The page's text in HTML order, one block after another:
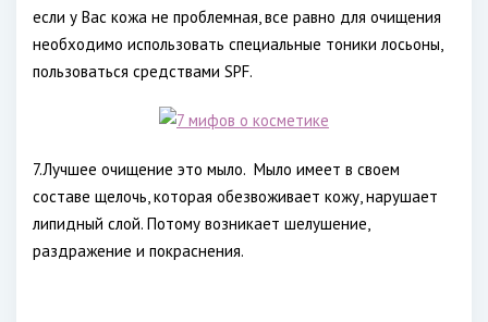
если у Вас кожа не проблемная, все равно для очищения
необходимо использовать специальные тоники лосьоны,
пользоваться средствами SPF.
7.Лучшее очищение это мыло. Мыло имеет в своем
составе щелочь, которая обезвоживает кожу, нарушает
липидный слой. Потому возникает шелушение,
раздражение и покраснения.